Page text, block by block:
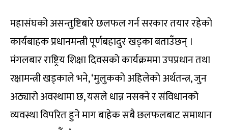
महासंघको असन्तुष्टिबारे छलफल गर्न सरकार तयार रहेको
कार्यबाहक प्रधानमन्त्री पूर्णबहादुर खड्का बताउँछन् ।
मंगलबार राष्ट्रिय शिक्षा दिवसको कार्यक्रममा उपप्रधान तथा
रक्षामन्त्री खड्काले भने, ‘मुलुकको अहिलेको अर्थतन्त्र, जुन
अठ्यारो अवस्थामा छ, यसले धान्न नसक्ने र संविधानको
व्यवस्था विपरित हुने माग बाहेक सबै छलफलबाट समाधान